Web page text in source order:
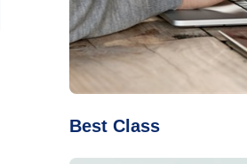
Best Class